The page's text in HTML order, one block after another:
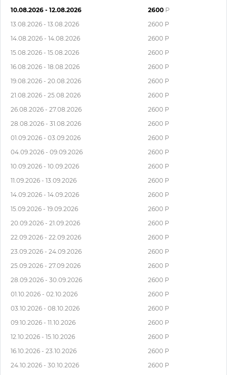
10.08.2026 - 12.08.2026
13.08.2026 - 13.08.2026
14.08.2026 - 14.08.2026
15.08.2026 - 15.08.2026
16.08.2026 - 18.08.2026
19.08.2026 - 20.08.2026
21.08.2026 - 25.08.2026
26.08.2026 - 27.08.2026
28.08.2026 - 31.08.2026
01.09.2026 - 03.09.2026
04.09.2026 - 09.09.2026
10.09.2026 - 10.09.2026
11.09.2026 - 13.09.2026
14.09.2026 - 14.09.2026
15.09.2026 - 19.09.2026
20.09.2026 - 21.09.2026
22.09.2026 - 22.09.2026
23.09.2026 - 24.09.2026
25.09.2026 - 27.09.2026
28.09.2026 - 30.09.2026
01.10.2026 - 02.10.2026
03.10.2026 - 08.10.2026
09.10.2026 - 11.10.2026
12.10.2026 - 15.10.2026
16.10.2026 - 23.10.2026
24.10.2026 - 30.10.2026
2600 Р
2600 Р
2600 Р
2600 Р
2600 Р
2600 Р
2600 Р
2600 Р
2600 Р
2600 Р
2600 Р
2600 Р
2600 Р
2600 Р
2600 Р
2600 Р
2600 Р
2600 Р
2600 Р
2600 Р
2600 Р
2600 Р
2600 Р
2600 Р
2600 Р
2600 Р